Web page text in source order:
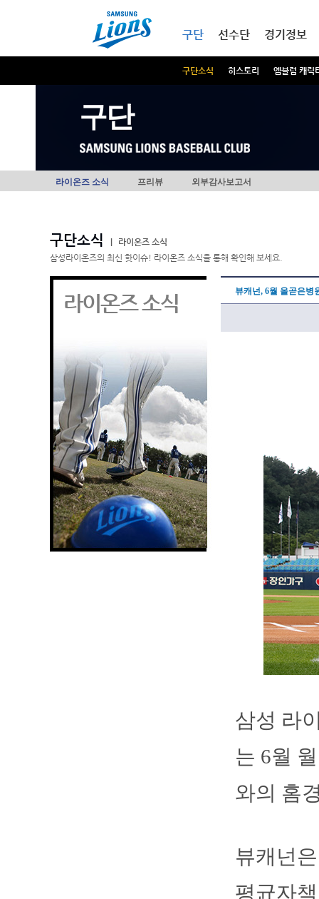
구단
구단소식 히스토리 엠블럼 캐릭
선수단 경기정보
구단
라이온즈 소식 프리뷰 외부감사보고서
구단소식
라이온즈 소식
삼성라이온즈의 최신 핫이슈! 라이온즈 소식을 통해 확인해 보세요.
라이온즈 소식 뷰캐넌, 6월 올곧은병
삼성 라
는 6월
와의 홈
뷰캐넌
평균자